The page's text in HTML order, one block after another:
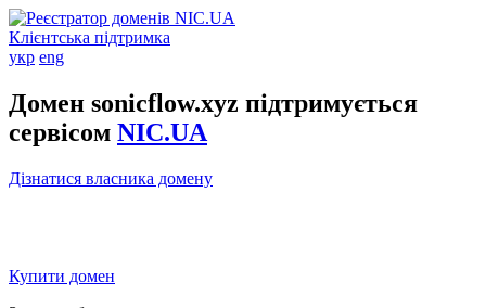
Клієнтська підтримка
укр eng
Домен sonicflow.xyz підтримується
сервісом NIC.UA
Дізнатися власника домену
Купити домен